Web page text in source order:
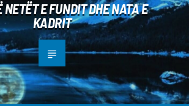
NETËT E FUNDIT DHE NATA E
KADRIT